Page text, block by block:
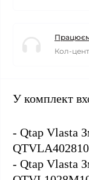
Кол-
У комплект
- Qtap Vlasta
- Qtap Vlasta